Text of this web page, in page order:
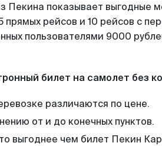
Пекина показывает выгодные
рейсов и 10 рейсов с
пользователями 9000
билет на самолет без
различаются по цене.
от и до конечных пунктов.
выгоднее чем билет Пекин